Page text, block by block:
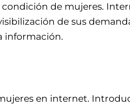
de mujeres.
de sus
información.
en internet.